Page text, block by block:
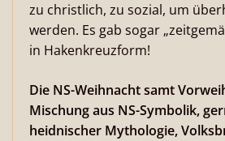
zu christlich, zu sozial, um
werden. Es gab sogar
in Hakenkreuzform!
Die NS-Weihnacht samt
Mischung aus NS-Symbolik,
heidnischer Mythologie,